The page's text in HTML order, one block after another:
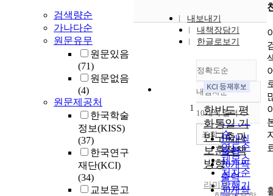
검색량순
가나다순
원문유무
원문있음
(71)
원문없음
(4)
원문제공처
한국학술
정보(KISS)
(37)
한국연구
재단(KCI)
(34)
교보문고
내보내기
내책장담기
한글로보기
정확도순
정확도
순
인기도
순
연도순
제목순
저자순
발행기
내림차순
내림차순
10개씩 출력
10개씩
출력
20개씩
출력
30개씩
조회
1
한반도 평
화통일 기
반구축과
보훈정책
방향
라미경